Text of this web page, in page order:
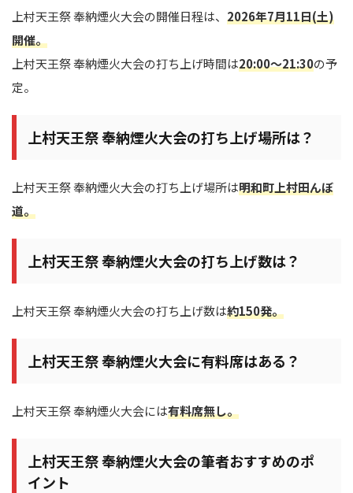
上村天王祭 奉納煙火大会の開催日程は、 2026年7月11日(土)
開催。
上村天王祭 奉納煙火大会の打ち上げ時間は20:00～21:30の予
定。
上村天王祭 奉納煙火大会の打ち上げ場所は？
上村天王祭 奉納煙火大会の打ち上げ場所は明和町上村田んぼ
道。
上村天王祭 奉納煙火大会の打ち上げ数は？
上村天王祭 奉納煙火大会の打ち上げ数は約150発。
上村天王祭 奉納煙火大会に有料席はある？
上村天王祭 奉納煙火大会には有料席無し。
上村天王祭 奉納煙火大会の筆者おすすめのポ
イント